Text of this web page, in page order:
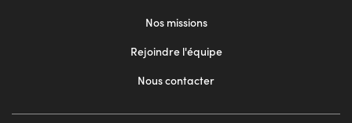
Nos missions
Rejoindre l'équipe
Nous contacter